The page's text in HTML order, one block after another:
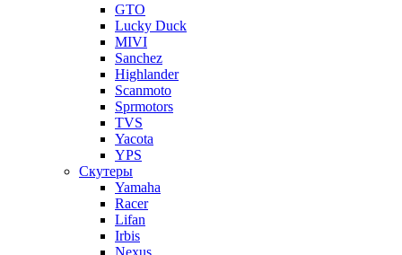
GTO
Lucky Duck
MIVI
Sanchez
Highlander
Scanmoto
Sprmotors
TVS
Yacota
YPS
Скутеры
Yamaha
Racer
Lifan
Irbis
Nexus